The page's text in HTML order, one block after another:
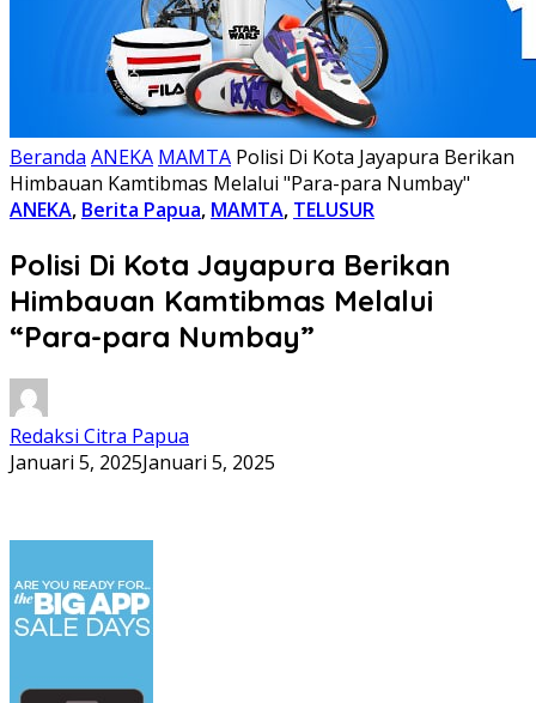
Beranda ANEKA MAMTA Polisi Di Kota Jayapura Berikan
Himbauan Kamtibmas Melalui "Para-para Numbay"
ANEKA, Berita Papua, MAMTA, TELUSUR
Polisi Di Kota Jayapura Berikan
Himbauan Kamtibmas Melalui
“Para-para Numbay”
Redaksi Citra Papua
Januari 5, 2025Januari 5, 2025